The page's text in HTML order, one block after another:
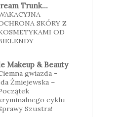
Trunk...
SKÓRY Z
OD
Makeup & Beauty
gwiazda -
Żmiejewska –
cyklu
Szustra!